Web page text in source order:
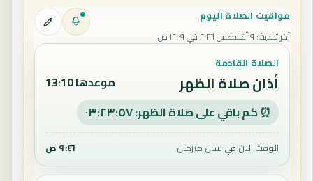
مواقيت الصلاة اليوم
آخر تحديث: ٩ أغسطس ٢٠٢٦ في ١٢:٠٩ ص
الصلاة القادمة
أذان صلاة الظهر موعدها 13:10
⏰ كم باقي على صلاة الظهر: ٠٣:٢٣:٥٦
الوقت الآن في سان جيرمان ٩:٤٦ ص